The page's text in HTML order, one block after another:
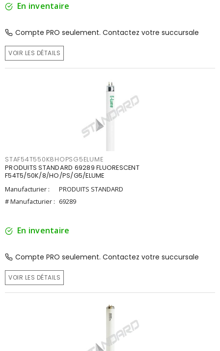
En inventaire
Compte PRO seulement. Contactez votre succursale
VOIR LES DÉTAILS
STAF54T550K8HOPSG5ELUME
PRODUITS STANDARD 69289 FLUORESCENT
F54T5/50K/8/HO/PS/G5/ELUME
Manufacturier :
PRODUITS STANDARD
# Manufacturier : 69289
En inventaire
Compte PRO seulement. Contactez votre succursale
VOIR LES DÉTAILS